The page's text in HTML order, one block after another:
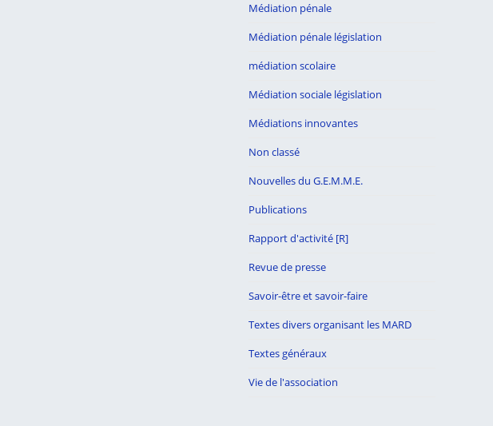
Médiation pénale
Médiation pénale législation
médiation scolaire
Médiation sociale législation
Médiations innovantes
Non classé
Nouvelles du G.E.M.M.E.
Publications
Rapport d'activité [R]
Revue de presse
Savoir-être et savoir-faire
Textes divers organisant les MARD
Textes généraux
Vie de l'association